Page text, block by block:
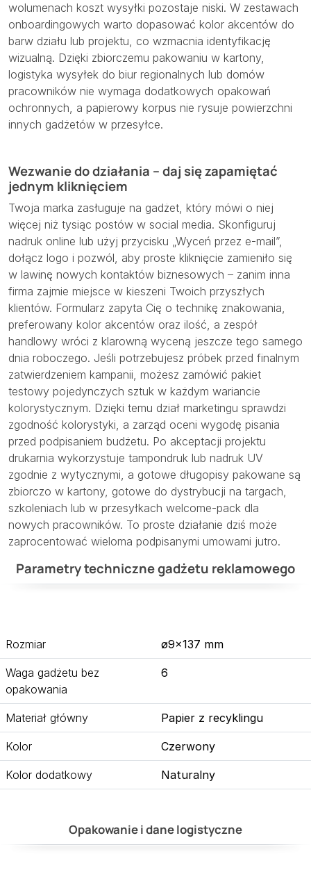
wolumenach koszt wysyłki pozostaje niski. W zestawach
onboardingowych warto dopasować kolor akcentów do
barw działu lub projektu, co wzmacnia identyfikację
wizualną. Dzięki zbiorczemu pakowaniu w kartony,
logistyka wysyłek do biur regionalnych lub domów
pracowników nie wymaga dodatkowych opakowań
ochronnych, a papierowy korpus nie rysuje powierzchni
innych gadżetów w przesyłce.
Wezwanie do działania – daj się zapamiętać
jednym kliknięciem
Twoja marka zasługuje na gadżet, który mówi o niej
więcej niż tysiąc postów w social media. Skonfiguruj
nadruk online lub użyj przycisku „Wyceń przez e-mail”,
dołącz logo i pozwól, aby proste kliknięcie zamieniło się
w lawinę nowych kontaktów biznesowych – zanim inna
firma zajmie miejsce w kieszeni Twoich przyszłych
klientów. Formularz zapyta Cię o technikę znakowania,
preferowany kolor akcentów oraz ilość, a zespół
handlowy wróci z klarowną wyceną jeszcze tego samego
dnia roboczego. Jeśli potrzebujesz próbek przed finalnym
zatwierdzeniem kampanii, możesz zamówić pakiet
testowy pojedynczych sztuk w każdym wariancie
kolorystycznym. Dzięki temu dział marketingu sprawdzi
zgodność kolorystyki, a zarząd oceni wygodę pisania
przed podpisaniem budżetu. Po akceptacji projektu
drukarnia wykorzystuje tampondruk lub nadruk UV
zgodnie z wytycznymi, a gotowe długopisy pakowane są
zbiorczo w kartony, gotowe do dystrybucji na targach,
szkoleniach lub w przesyłkach welcome-pack dla
nowych pracowników. To proste działanie dziś może
zaprocentować wieloma podpisanymi umowami jutro.
Parametry techniczne gadżetu reklamowego
Rozmiar ø9×137 mm
Waga gadżetu bez
opakowania
6
Materiał główny Papier z recyklingu
Kolor Czerwony
Kolor dodatkowy Naturalny
Opakowanie i dane logistyczne